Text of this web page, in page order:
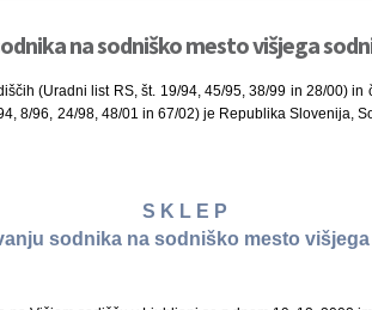
na sodniško mesto višjega
(Uradni list RS, št. 19/94, 45/95, 38/99 in 28/00)
8/96, 24/98, 48/01 in 67/02) je Republika Slovenija,
S K L E P
sodnika na sodniško mesto